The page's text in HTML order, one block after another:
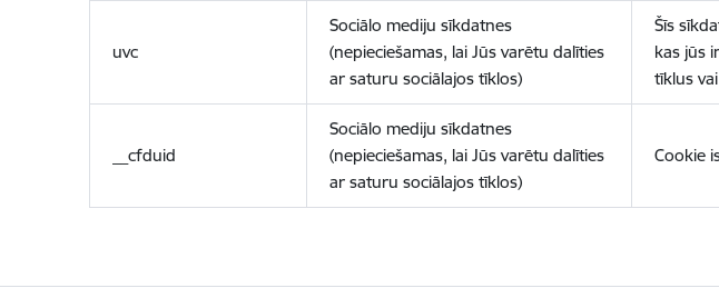
uvc
Sociālo mediju sīkdatnes
(nepieciešamas, lai Jūs varētu dalīties
ar saturu sociālajos tīklos)
Šīs
kas jūs
tīklus
__cfduid
Sociālo mediju sīkdatnes
(nepieciešamas, lai Jūs varētu dalīties
ar saturu sociālajos tīklos)
Cookie